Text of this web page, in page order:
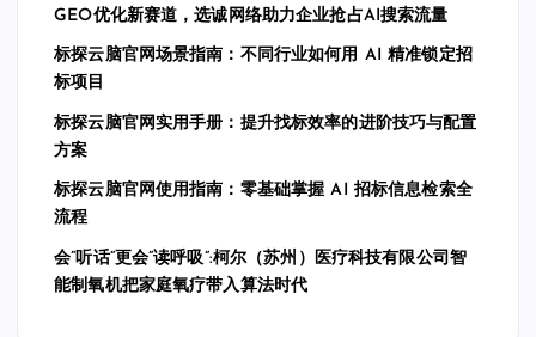
GEO优化新赛道，选诚网络助力企业抢占AI搜索流量
标探云脑官网场景指南：不同行业如何用 AI 精准锁定招
标项目
标探云脑官网实用手册：提升找标效率的进阶技巧与配置
方案
标探云脑官网使用指南：零基础掌握 AI 招标信息检索全
流程
会”听话”更会”读呼吸”:柯尔（苏州）医疗科技有限公司智
能制氧机把家庭氧疗带入算法时代